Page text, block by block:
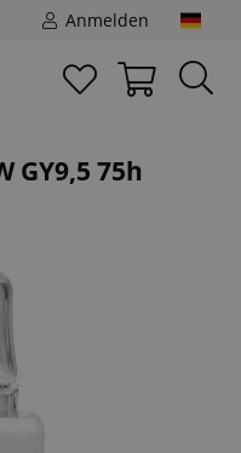
Anmelden
GY9,5 75h